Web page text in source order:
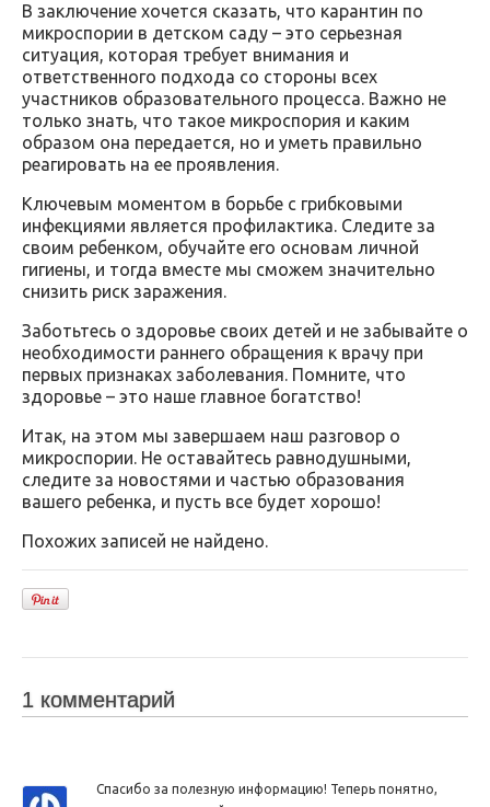
В заключение хочется сказать, что карантин по
микроспории в детском саду – это серьезная
ситуация, которая требует внимания и
ответственного подхода со стороны всех
участников образовательного процесса. Важно не
только знать, что такое микроспория и каким
образом она передается, но и уметь правильно
реагировать на ее проявления.
Ключевым моментом в борьбе с грибковыми
инфекциями является профилактика. Следите за
своим ребенком, обучайте его основам личной
гигиены, и тогда вместе мы сможем значительно
снизить риск заражения.
Заботьтесь о здоровье своих детей и не забывайте о
необходимости раннего обращения к врачу при
первых признаках заболевания. Помните, что
здоровье – это наше главное богатство!
Итак, на этом мы завершаем наш разговор о
микроспории. Не оставайтесь равнодушными,
следите за новостями и частью образования
вашего ребенка, и пусть все будет хорошо!
Похожих записей не найдено.
1 комментарий
Спасибо за полезную информацию! Теперь понятно,